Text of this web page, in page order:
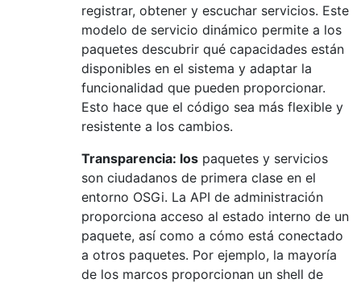
registrar, obtener y escuchar servicios. Este
modelo de servicio dinámico permite a los
paquetes descubrir qué capacidades están
disponibles en el sistema y adaptar la
funcionalidad que pueden proporcionar.
Esto hace que el código sea más flexible y
resistente a los cambios.
Transparencia: los paquetes y servicios
son ciudadanos de primera clase en el
entorno OSGi. La API de administración
proporciona acceso al estado interno de un
paquete, así como a cómo está conectado
a otros paquetes. Por ejemplo, la mayoría
de los marcos proporcionan un shell de